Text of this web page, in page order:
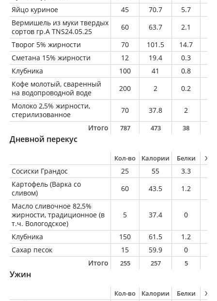
Яйцо куриное
45 70.7 5.7
Вермишель из муки твердых
сортов гр.А TNS24.05.25
60 63.7 2.1
Творог 5% жирности
70 101.5 14.7
Сметана 15% жирности
12 19.4 0.3
Клубника
100 41 0.8
Кофе молотый, сваренный
на водопроводной воде
200 2 0.2
Молоко 2,5% жирности,
стерилизованное
70 37.8 2
Итого
787 473 38
Дневной перекус
Кол-во Калории Белки
Сосиски Грандос 25 55 3.3
Картофель (Варка со
сливом)
60 43.5 1.2
Масло сливочное 82,5%
жирности, традиционное (в
т.ч. Вологодское)
5 37.4 0
Клубника 150 61.5 1.2
Сахар песок
15 59.9 0
Итого
255 257 5
Ужин
Кол-во Калории Белки